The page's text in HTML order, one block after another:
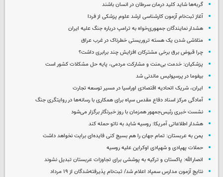
گربه‌ها شاید کلید درمان سرطان در انسان باشند
آغاز ثبت‌نام‌ آزمون کارشناسی ارشد علوم پزشکی از فردا
هشدار نمایندگان جمهوری‌خواه به ترامپ درباره جنگ علیه ایران
متلاشی شدن یک هسته تروریستی خطرناک در غرب عراق
چرا قبوض برق برخی مشترکان افزایش چند برابری داشت؟
پزشکیان: خدمت بی‌منت و مشارکت مردمی، پایه حل مشکلات کشور است
بیفوما در پرسپولیس ماندنی شد
ایران، شریک اتحادیه اقتصادی اوراسیا در مسیر توسعه تجارت
آمادگی مرکز اسناد دفاع مقدس سپاه برای همکاری با رسانه‌ها در روایتگری جنگ
نشست خبری رئیس‌جمهور همزمان با روز خبرنگار برگزار می‌شود
هشدار اطلاعاتی آمریکا: روسیه شاید به ناتو حمله کند
یمن به عربستان: تمام جهان را هم بسیج کنی فایده‌ای برایت نخواهد داشت
حملات پهپادی و شهپادی اوکراین علیه روسیه
انصارالله: پاکستان و ترکیه به پوششی برای تجاوزات عربستان تبدیل نشوند
نتایج آزمون مدارس سمپاد اعلام شد/ ثبت‌نام پذیرفته‌شدگان از ۱۹ مرداد